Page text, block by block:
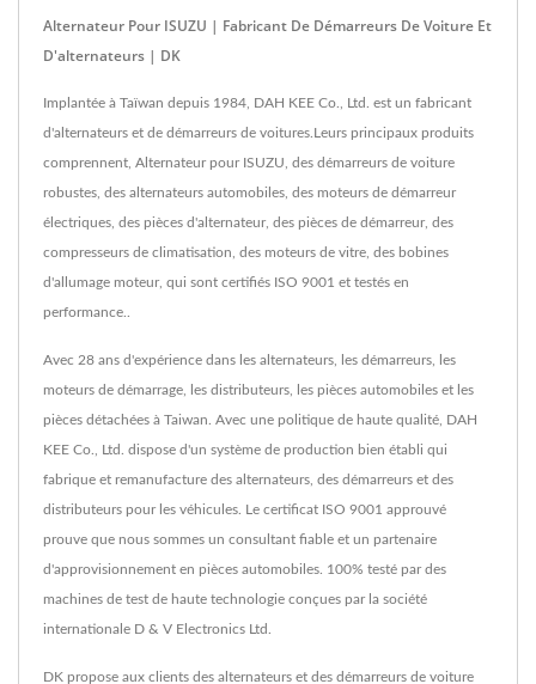
Alternateur Pour ISUZU | Fabricant De Démarreurs De Voiture Et
D'alternateurs | DK
Implantée à Taïwan depuis 1984, DAH KEE Co., Ltd. est un fabricant
d'alternateurs et de démarreurs de voitures.Leurs principaux produits
comprennent, Alternateur pour ISUZU, des démarreurs de voiture
robustes, des alternateurs automobiles, des moteurs de démarreur
électriques, des pièces d'alternateur, des pièces de démarreur, des
compresseurs de climatisation, des moteurs de vitre, des bobines
d'allumage moteur, qui sont certifiés ISO 9001 et testés en
performance..
Avec 28 ans d'expérience dans les alternateurs, les démarreurs, les
moteurs de démarrage, les distributeurs, les pièces automobiles et les
pièces détachées à Taiwan. Avec une politique de haute qualité, DAH
KEE Co., Ltd. dispose d'un système de production bien établi qui
fabrique et remanufacture des alternateurs, des démarreurs et des
distributeurs pour les véhicules. Le certificat ISO 9001 approuvé
prouve que nous sommes un consultant fiable et un partenaire
d'approvisionnement en pièces automobiles. 100% testé par des
machines de test de haute technologie conçues par la société
internationale D & V Electronics Ltd.
DK propose aux clients des alternateurs et des démarreurs de voiture